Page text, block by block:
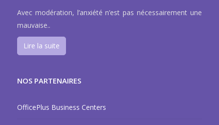
Avec modération, l’anxiété n’est pas nécessairement une
mauvaise..
Lire la suite
NOS PARTENAIRES
OfficePlus Business Centers